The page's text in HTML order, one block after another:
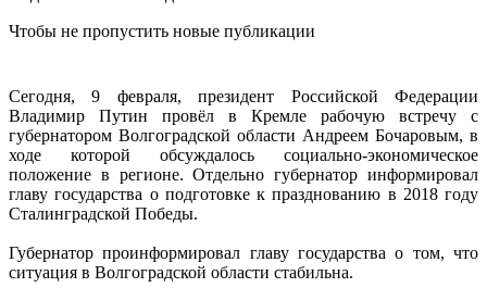
Чтобы не пропустить новые публикации
Сегодня, 9 февраля, президент Российской Федерации
Владимир Путин провёл в Кремле рабочую встречу с
губернатором Волгоградской области Андреем Бочаровым, в
ходе которой обсуждалось социально-экономическое
положение в регионе. Отдельно губернатор информировал
главу государства о подготовке к празднованию в 2018 году
Сталинградской Победы.
Губернатор проинформировал главу государства о том, что
ситуация в Волгоградской области стабильна.